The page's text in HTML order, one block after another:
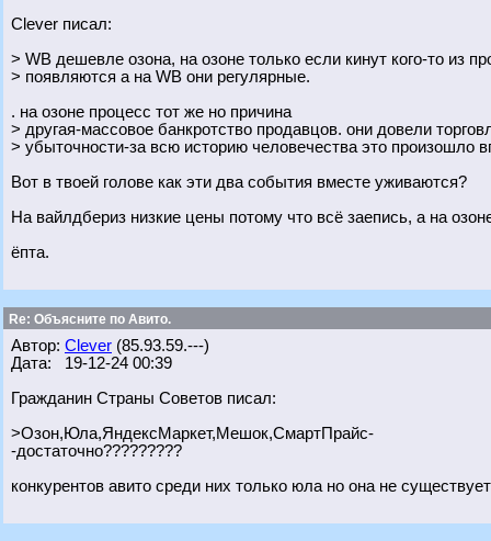
Clever писал:
> WB дешевле озона, на озоне только если кинут кого-то из
> появляются а на WB они регулярные.
. на озоне процесс тот же но причина
> другая-массовое банкротство продавцов. они довели
> убыточности-за всю историю человечества это произошло
Вот в твоей голове как эти два события вместе уживаются?
На вайлдбериз низкие цены потому что всё заепись, а на
ёпта.
Re: Объясните по Авито.
Автор: Clever (85.93.59.---)
Дата: 19-12-24 00:39
Гражданин Страны Советов писал:
>Озон,Юла,ЯндексМаркет,Мешок,СмартПрайс-
-достаточно?????????
конкурентов авито среди них только юла но она не